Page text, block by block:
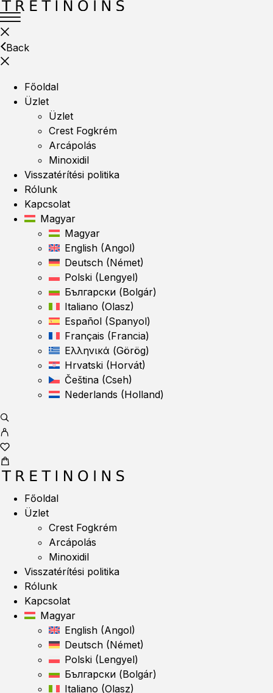
Back
Főoldal
Üzlet
Üzlet
Crest Fogkrém
Arcápolás
Minoxidil
Visszatérítési politika
Rólunk
Kapcsolat
Magyar
Magyar
English (Angol)
Deutsch (Német)
Polski (Lengyel)
Български (Bolgár)
Italiano (Olasz)
Español (Spanyol)
Français (Francia)
Ελληνικά (Görög)
Hrvatski (Horvát)
Čeština (Cseh)
Nederlands (Holland)
Főoldal
Üzlet
Crest Fogkrém
Arcápolás
Minoxidil
Visszatérítési politika
Rólunk
Kapcsolat
Magyar
English (Angol)
Deutsch (Német)
Polski (Lengyel)
Български (Bolgár)
Italiano (Olasz)